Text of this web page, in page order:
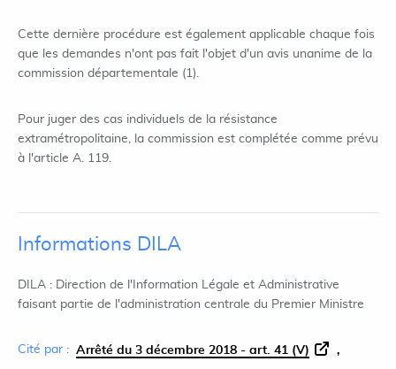
Cette dernière procédure est également applicable chaque fois
que les demandes n'ont pas fait l'objet d'un avis unanime de la
commission départementale (1).
Pour juger des cas individuels de la résistance
extramétropolitaine, la commission est complétée comme prévu
à l'article A. 119.
Informations DILA
DILA : Direction de l'Information Légale et Administrative
faisant partie de l'administration centrale du Premier Ministre
Cité par : Arrêté du 3 décembre 2018 - art. 41 (V)